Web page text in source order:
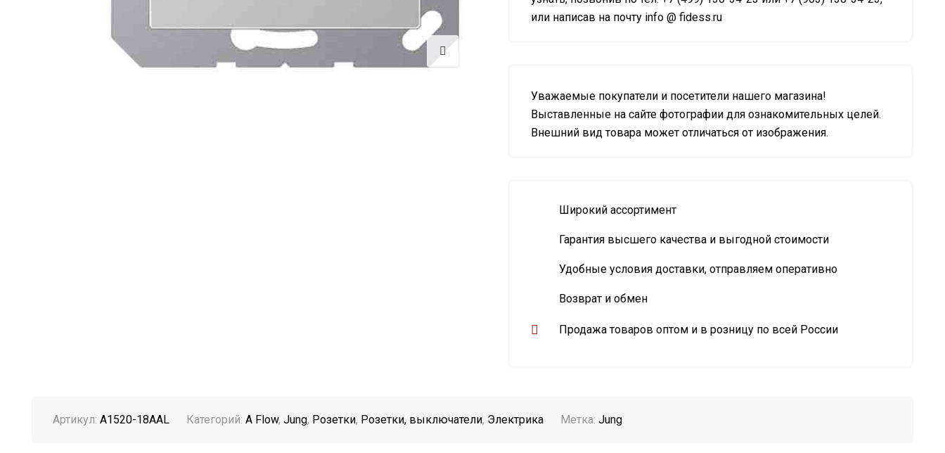
или написав на почту info @ fidess.ru
Уважаемые покупатели и посетители нашего магазина!
Выставленные на сайте фотографии для ознакомительных целей.
Внешний вид товара может отличаться от изображения.
Широкий ассортимент
Гарантия высшего качества и выгодной стоимости
Удобные условия доставки, отправляем оперативно
Возврат и обмен
Продажа товаров оптом и в розницу по всей России
Артикул: A1520-18AAL Категорий: A Flow, Jung, Розетки, Розетки, выключатели, Электрика Метка: Jung